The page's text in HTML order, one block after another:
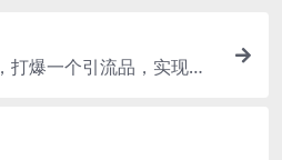
打爆一个引流品，实现百